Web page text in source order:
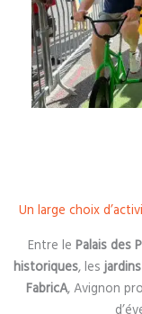
Un large choix
Entre le Palais des
historiques, les
FabricA, Avignon